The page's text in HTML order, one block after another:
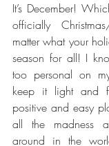
It’s December!
officially
matter what your
season for all! I
too personal on
keep it light and
positive and easy
all the madness
around in the